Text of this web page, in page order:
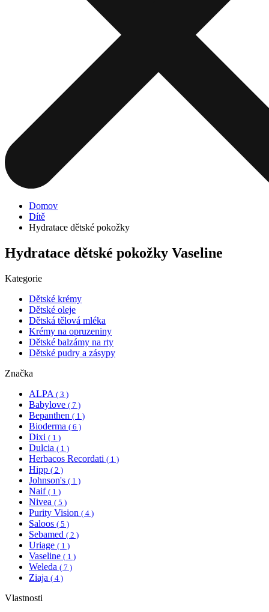
Domov
Dítě
Hydratace dětské pokožky
Hydratace dětské pokožky Vaseline
Kategorie
Dětské krémy
Dětské oleje
Dětská tělová mléka
Krémy na opruzeniny
Dětské balzámy na rty
Dětské pudry a zásypy
Značka
ALPA ( 3 )
Babylove ( 7 )
Bepanthen ( 1 )
Bioderma ( 6 )
Dixi ( 1 )
Dulcia ( 1 )
Herbacos Recordati ( 1 )
Hipp ( 2 )
Johnson's ( 1 )
Naif ( 1 )
Nivea ( 5 )
Purity Vision ( 4 )
Saloos ( 5 )
Sebamed ( 2 )
Uriage ( 1 )
Vaseline ( 1 )
Weleda ( 7 )
Ziaja ( 4 )
Vlastnosti